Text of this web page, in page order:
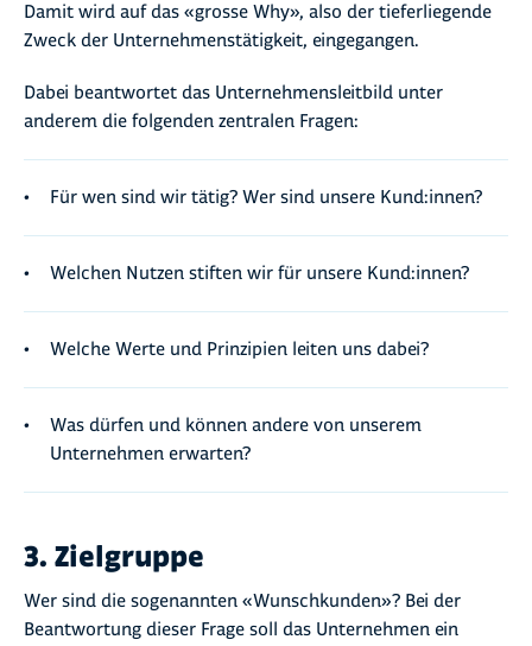
Damit wird auf das «grosse Why», also der tieferliegende
Zweck der Unternehmenstätigkeit, eingegangen.
Dabei beantwortet das Unternehmensleitbild unter
anderem die folgenden zentralen Fragen:
Für wen sind wir tätig? Wer sind unsere Kund:innen?
Welchen Nutzen stiften wir für unsere Kund:innen?
Welche Werte und Prinzipien leiten uns dabei?
Was dürfen und können andere von unserem
Unternehmen erwarten?
3. Zielgruppe
Wer sind die sogenannten «Wunschkunden»? Bei der
Beantwortung dieser Frage soll das Unternehmen ein